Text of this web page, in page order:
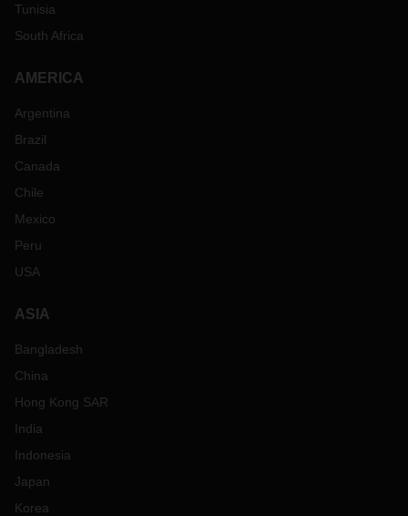
Tunisia
South Africa
AMERICA
Argentina
Brazil
Canada
Chile
Mexico
Peru
USA
ASIA
Bangladesh
China
Hong Kong SAR
India
Indonesia
Japan
Korea